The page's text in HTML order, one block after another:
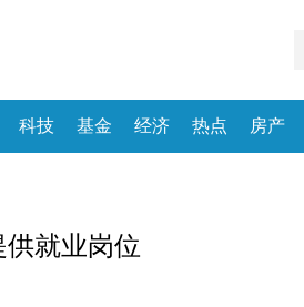
科技 基金 经济 热点 房产
就业岗位